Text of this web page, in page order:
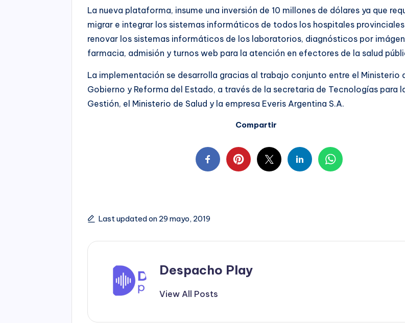
La nueva plataforma, insume una inversión de 10 millones de dólares ya que
migrar e integrar los sistemas informáticos de todos los hospitales
renovar los sistemas informáticos de los laboratorios, diagnósticos por
farmacia, admisión y turnos web para la atención en efectores de la salud
La implementación se desarrolla gracias al trabajo conjunto entre el Ministerio
Gobierno y Reforma del Estado, a través de la secretaria de Tecnologías para
Gestión, el Ministerio de Salud y la empresa Everis Argentina S.A.
Compartir
Last updated on 29 mayo, 2019
Despacho Play
View All Posts